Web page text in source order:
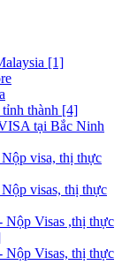
[1]
thành [4]
tại Bắc Ninh
visa, thị thực
visas, thị thực
Visas ,thị thực
Visas, thị thực